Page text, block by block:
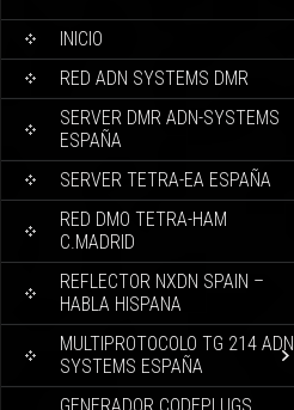
INICIO
RED ADN SYSTEMS DMR
SERVER DMR ADN-SYSTEMS
ESPAÑA
SERVER TETRA-EA ESPAÑA
RED DMO TETRA-HAM
C.MADRID
REFLECTOR NXDN SPAIN –
HABLA HISPANA
MULTIPROTOCOLO TG 214 ADN
SYSTEMS ESPAÑA
GENERADOR CODEPLUGS